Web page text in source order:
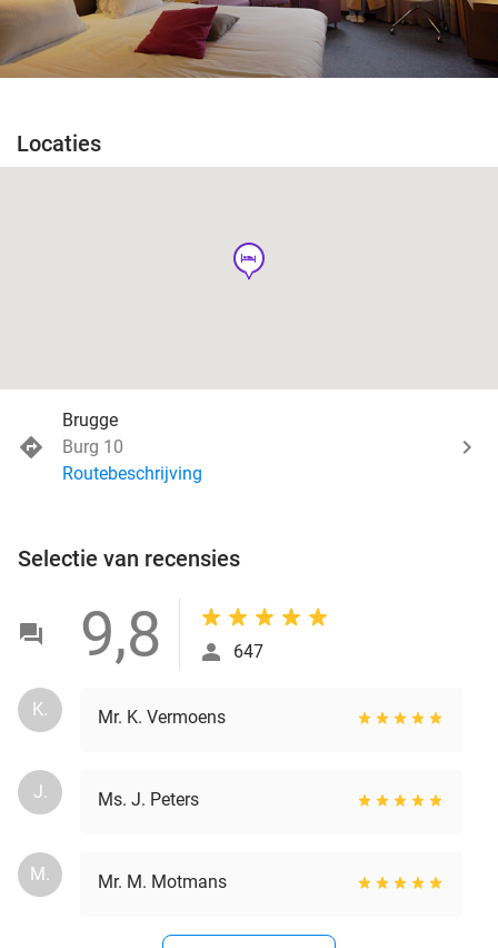
Locaties
hotel
Brugge
Burg 10
Routebeschrijving
Selectie van recensies
9,8 647
K. Mr. K. Vermoens
J. Ms. J. Peters
M. Mr. M. Motmans